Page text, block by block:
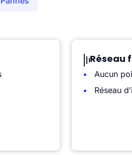
Réseau
Aucun
Réseau